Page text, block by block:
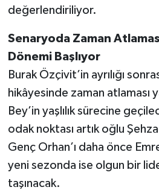
değerlendiriliyor.
Senaryoda Zaman
Dönemi Başlıyor
Burak Özçivit’in ayrılığı
hikâyesinde zaman atlaması
Bey’in yaşlılık sürecine
odak noktası artık oğlu
Genç Orhan’ı daha önce
yeni sezonda ise olgun bir
taşınacak.